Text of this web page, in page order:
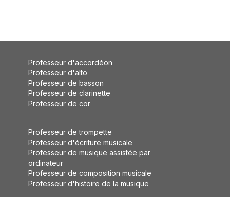
Professeur d'accordéon
Professeur d'alto
Professeur de basson
Professeur de clarinette
Professeur de cor
Professeur de trompette
Professeur d'écriture musicale
Professeur de musique assistée par
ordinateur
Professeur de composition musicale
Professeur d'histoire de la musique